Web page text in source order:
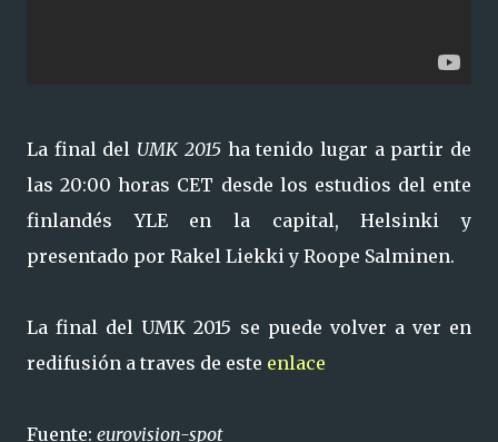
La final del UMK 2015ha tenido lugar a partir de
las 20:00 horas CET desde los estudios del ente
finlandés YLE en la capital, Helsinki y
presentado por Rakel Liekki y Roope Salminen.
La final del UMK 2015 se puede volver a ver en
redifusión a traves de este enlace
Fuente: eurovision-spot